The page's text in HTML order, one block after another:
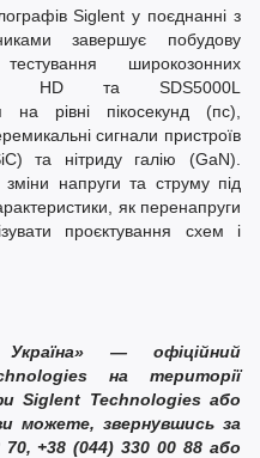
Siglent у поєднанні з
завершує побудову
широкозонних
HD та SDS5000L
на рівні пікосекунд (пс),
сигнали пристроїв
та нітриду галію (GaN).
напруги та струму під
як перенапруги
проєктування схем і
— офіційний
на території
Siglent Technologies або
можете, звернувшись за
+38 (044) 330 00 88 або